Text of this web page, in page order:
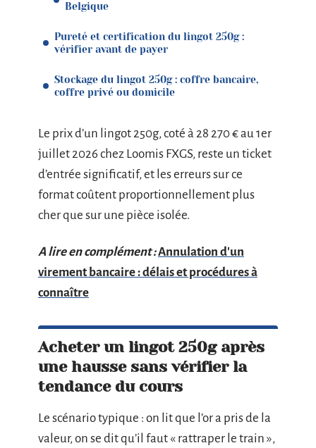
Belgique
Pureté et certification du lingot 250g :
vérifier avant de payer
Stockage du lingot 250g : coffre bancaire,
coffre privé ou domicile
Le prix d’un lingot 250g, coté à 28 270 € au 1er
juillet 2026 chez Loomis FXGS, reste un ticket
d’entrée significatif, et les erreurs sur ce
format coûtent proportionnellement plus
cher que sur une pièce isolée.
A lire en complément :Annulation d'un
virement bancaire : délais et procédures à
connaître
Acheter un lingot 250g après
une hausse sans vérifier la
tendance du cours
Le scénario typique : on lit que l’or a pris de la
valeur, on se dit qu’il faut « rattraper le train »,